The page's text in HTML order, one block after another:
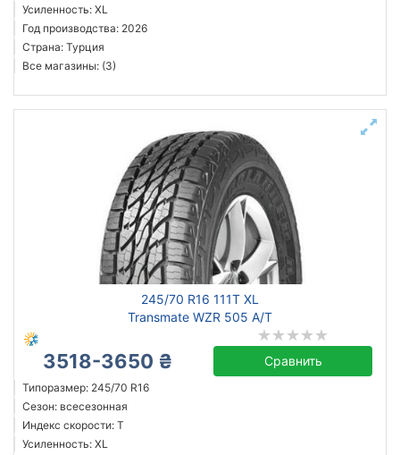
Усиленность: XL
Год производства: 2026
Страна: Турция
Все магазины: (3)
245/70 R16 111T XL
Transmate WZR 505 A/T
3518-3650 ₴ Сравнить
Типоразмер: 245/70 R16
Сезон: всесезонная
Индекс скорости: T
Усиленность: XL